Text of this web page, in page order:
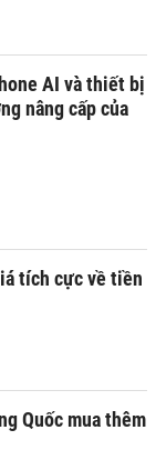
AI và thiết bị
nâng cấp của
tích cực về tiền
Quốc mua thêm